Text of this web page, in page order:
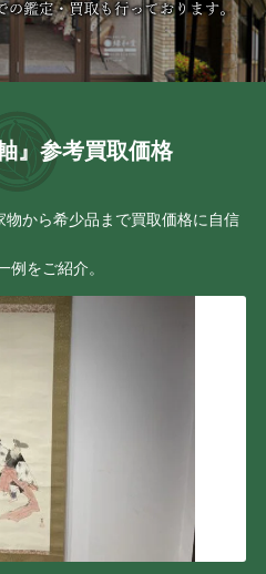
』参考買取価格
から希少品まで買取価格に自信
例をご紹介。